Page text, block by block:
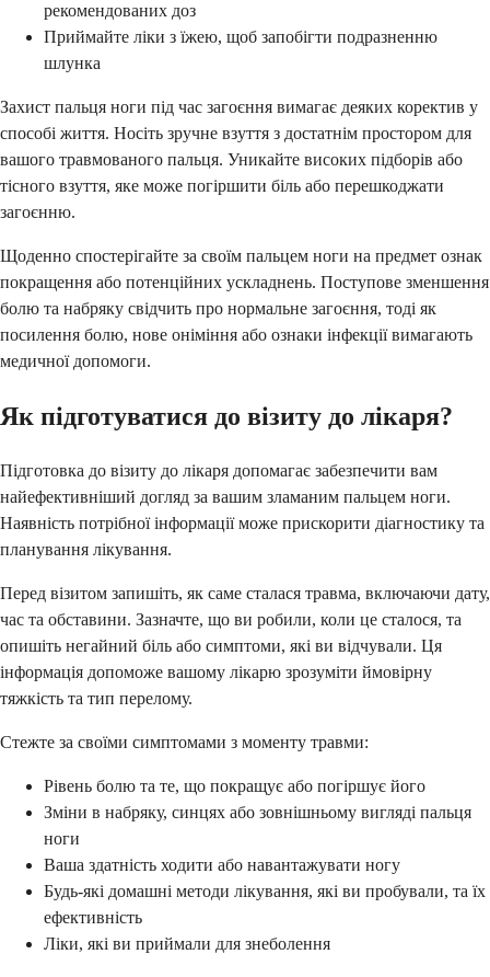
рекомендованих доз
Приймайте ліки з їжею, щоб запобігти подразненню
шлунка
Захист пальця ноги під час загоєння вимагає деяких коректив у
способі життя. Носіть зручне взуття з достатнім простором для
вашого травмованого пальця. Уникайте високих підборів або
тісного взуття, яке може погіршити біль або перешкоджати
загоєнню.
Щоденно спостерігайте за своїм пальцем ноги на предмет ознак
покращення або потенційних ускладнень. Поступове зменшення
болю та набряку свідчить про нормальне загоєння, тоді як
посилення болю, нове оніміння або ознаки інфекції вимагають
медичної допомоги.
Як підготуватися до візиту до лікаря?
Підготовка до візиту до лікаря допомагає забезпечити вам
найефективніший догляд за вашим зламаним пальцем ноги.
Наявність потрібної інформації може прискорити діагностику та
планування лікування.
Перед візитом запишіть, як саме сталася травма, включаючи дату,
час та обставини. Зазначте, що ви робили, коли це сталося, та
опишіть негайний біль або симптоми, які ви відчували. Ця
інформація допоможе вашому лікарю зрозуміти ймовірну
тяжкість та тип перелому.
Стежте за своїми симптомами з моменту травми:
Рівень болю та те, що покращує або погіршує його
Зміни в набряку, синцях або зовнішньому вигляді пальця
ноги
Ваша здатність ходити або навантажувати ногу
Будь-які домашні методи лікування, які ви пробували, та їх
ефективність
Ліки, які ви приймали для знеболення